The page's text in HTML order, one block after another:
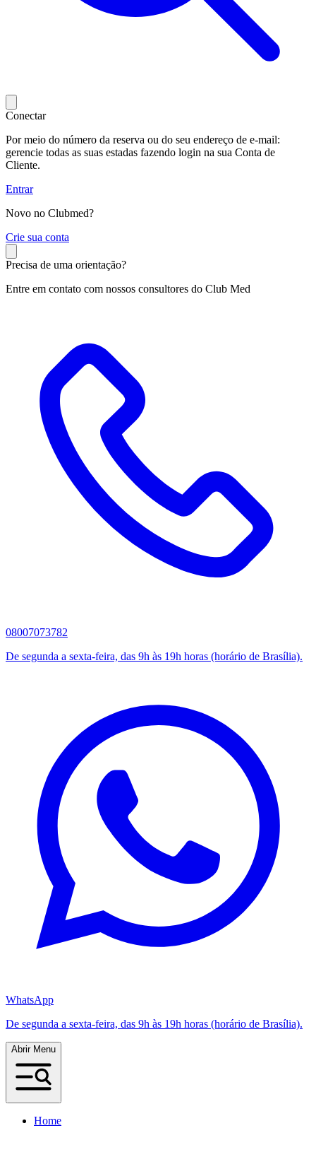
Conectar
Por meio do número da reserva ou do seu endereço de e-mail:
gerencie todas as suas estadas fazendo login na sua Conta de
Cliente.
Entrar
Novo no Clubmed?
Crie sua conta
Precisa de uma orientação?
Entre em contato com nossos consultores do Club Med
08007073782
De segunda a sexta-feira, das 9h às 19h horas (horário de Brasília).
WhatsApp
De segunda a sexta-feira, das 9h às 19h horas (horário de Brasília).
Abrir Menu
Home